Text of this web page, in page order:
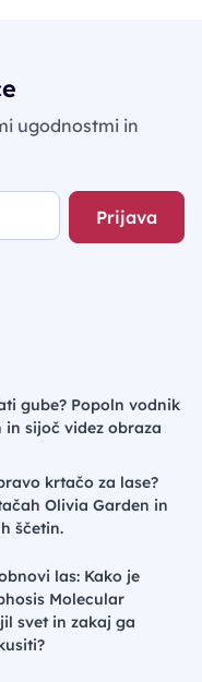
ugodnostmi in
Prijava
gube? Popoln vodnik
in sijoč videz obraza
krtačo za lase?
Olivia Garden in
ščetin.
las: Kako je
Molecular
svet in zakaj ga